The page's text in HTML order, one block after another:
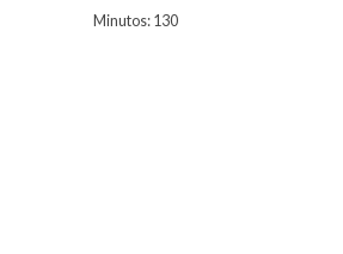
Minutos: 130